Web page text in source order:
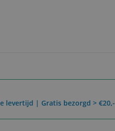
levertijd | Gratis bezorgd > €20,-